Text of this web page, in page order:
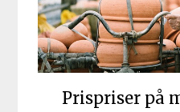
Prispriser på